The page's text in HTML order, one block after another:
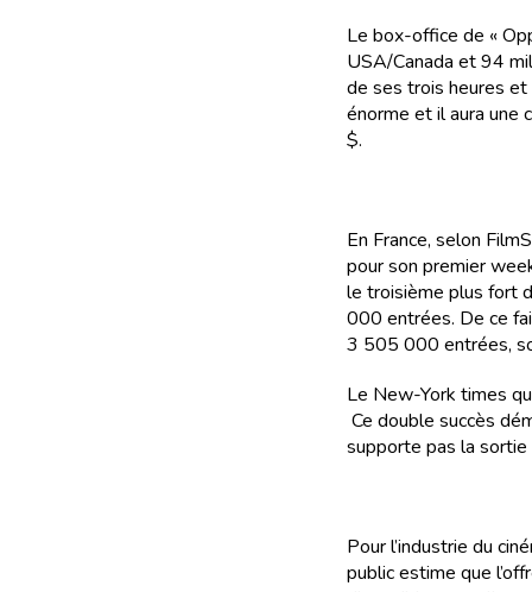
Le box-office de «
USA/Canada et 94
de ses trois heures et
énorme et il aura une
$.
En France, selon
pour son premier
le troisième plus fort
000 entrées. De ce
3 505 000 entrées,
Le New-York times
Ce double succès
supporte pas la
Pour l’industrie du
public estime que